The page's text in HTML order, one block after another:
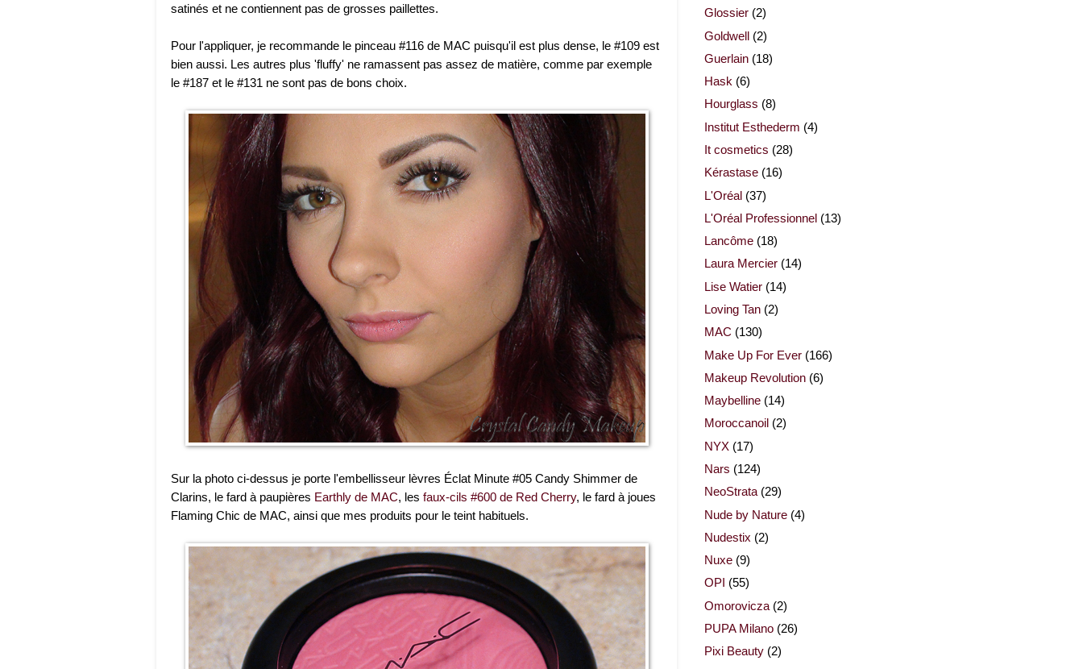
satinés et ne contiennent pas de grosses paillettes.
Pour l'appliquer, je recommande le pinceau #116 de MAC puisqu'il est plus dense, le #109 est
bien aussi. Les autres plus 'fluffy' ne ramassent pas assez de matière, comme par exemple
le #187 et le #131 ne sont pas de bons choix.
Sur la photo ci-dessus je porte l'embellisseur lèvres Éclat Minute #05 Candy Shimmer de
Clarins, le fard à paupières Earthly de MAC, les faux-cils #600 de Red Cherry, le fard à joues
Flaming Chic de MAC, ainsi que mes produits pour le teint habituels.
Glossier (2)
Goldwell (2)
Guerlain (18)
Hask (6)
Hourglass (8)
Institut Esthederm (4)
It cosmetics (28)
Kérastase (16)
L'Oréal (37)
L'Oréal Professionnel (13)
Lancôme (18)
Laura Mercier (14)
Lise Watier (14)
Loving Tan (2)
MAC (130)
Make Up For Ever (166)
Makeup Revolution (6)
Maybelline (14)
Moroccanoil (2)
NYX (17)
Nars (124)
NeoStrata (29)
Nude by Nature (4)
Nudestix (2)
Nuxe (9)
OPI (55)
Omorovicza (2)
PUPA Milano (26)
Pixi Beauty (2)